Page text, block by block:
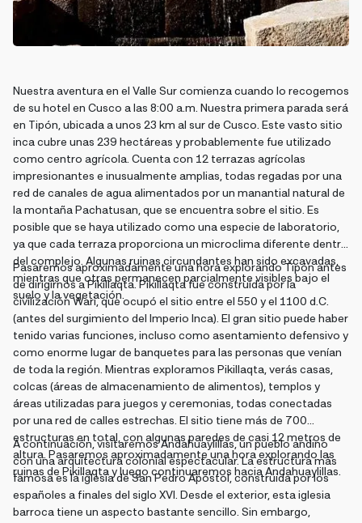
Nuestra aventura en el Valle Sur comienza cuando lo recogemos
de su hotel en Cusco a las 8:00 a.m. Nuestra primera parada será
en Tipón, ubicada a unos 23 km al sur de Cusco. Este vasto sitio
inca cubre unas 239 hectáreas y probablemente fue utilizado
como centro agrícola. Cuenta con 12 terrazas agrícolas
impresionantes e inusualmente amplias, todas regadas por una
red de canales de agua alimentados por un manantial natural de
la montaña Pachatusan, que se encuentra sobre el sitio. Es
posible que se haya utilizado como una especie de laboratorio,
ya que cada terraza proporciona un microclima diferente dentro
del complejo. Algunas ruinas circundantes han sido excavadas,
mientras que otras permanecen parcialmente visibles bajo el
suelo y la vegetación.
Pasaremos aproximadamente una hora explorando Tipón antes
de dirigirnos a Pikillaqta. Pikillaqta fue construida por la
civilización Wari, que ocupó el sitio entre el 550 y el 1100 d.C.
(antes del surgimiento del Imperio Inca). El gran sitio puede haber
tenido varias funciones, incluso como asentamiento defensivo y
como enorme lugar de banquetes para las personas que venían
de toda la región. Mientras exploramos Pikillaqta, verás casas,
colcas (áreas de almacenamiento de alimentos), templos y
áreas utilizadas para juegos y ceremonias, todas conectadas
por una red de calles estrechas. El sitio tiene más de 700
estructuras en total, con algunas paredes de casi 12 metros de
altura. Pasaremos aproximadamente una hora explorando las
ruinas de Pikillaqta y luego continuaremos hacia Andahuaylillas.
A continuación, visitaremos Andahuaylillas, un pueblo andino
con una arquitectura colonial espectacular. La estructura más
famosa es la iglesia de San Pedro Apóstol, construida por los
españoles a finales del siglo XVI. Desde el exterior, esta iglesia
barroca tiene un aspecto bastante sencillo. Sin embargo,